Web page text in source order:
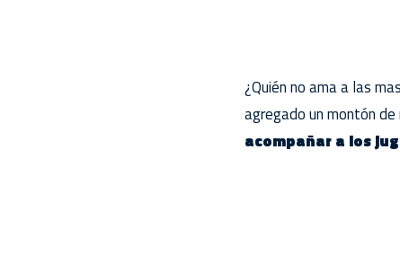
¿Quién no ama a las
agregado un montón
acompañar a los